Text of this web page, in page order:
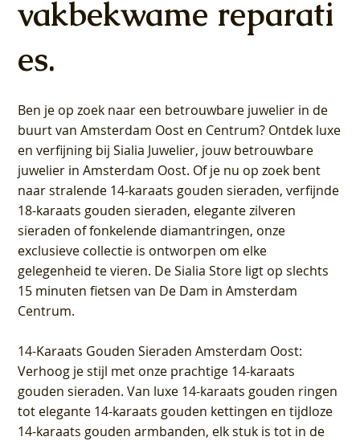
vakbekwame reparati
es.
Ben je op zoek naar een betrouwbare juwelier in de
buurt van Amsterdam Oost en Centrum? Ontdek luxe
en verfijning bij Sialia Juwelier, jouw betrouwbare
juwelier in Amsterdam Oost. Of je nu op zoek bent
naar stralende 14-karaats gouden sieraden, verfijnde
18-karaats gouden sieraden, elegante zilveren
sieraden of fonkelende diamantringen, onze
exclusieve collectie is ontworpen om elke
gelegenheid te vieren. De Sialia Store ligt op slechts
15 minuten fietsen van De Dam in Amsterdam
Centrum.
14-Karaats Gouden Sieraden Amsterdam Oost:
Verhoog je stijl met onze prachtige 14-karaats
gouden sieraden. Van luxe 14-karaats gouden ringen
tot elegante 14-karaats gouden kettingen en tijdloze
14-karaats gouden armbanden, elk stuk is tot in de